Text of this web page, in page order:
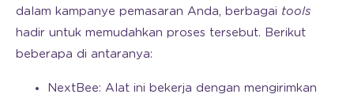
dalam kampanye pemasaran Anda, berbagai tools
hadir untuk memudahkan proses tersebut. Berikut
beberapa di antaranya:
NextBee: Alat ini bekerja dengan mengirimkan